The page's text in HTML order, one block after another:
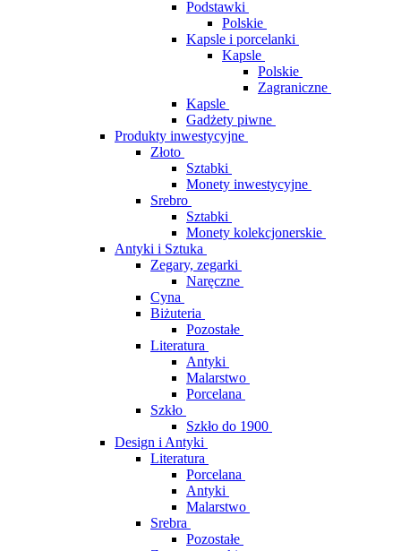
Podstawki
Polskie
Kapsle i porcelanki
Kapsle
Polskie
Zagraniczne
Kapsle
Gadżety piwne
Produkty inwestycyjne
Złoto
Sztabki
Monety inwestycyjne
Srebro
Sztabki
Monety kolekcjonerskie
Antyki i Sztuka
Zegary, zegarki
Naręczne
Cyna
Biżuteria
Pozostałe
Literatura
Antyki
Malarstwo
Porcelana
Szkło
Szkło do 1900
Design i Antyki
Literatura
Porcelana
Antyki
Malarstwo
Srebra
Pozostałe